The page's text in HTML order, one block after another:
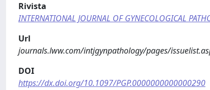
Rivista
INTERNATIONAL JOURNAL OF GYNECOLOGICAL
Url
journals.lww.com/intjgynpathology/pages/
DOI
https://dx.doi.org/10.1097/PGP.0000000000000290